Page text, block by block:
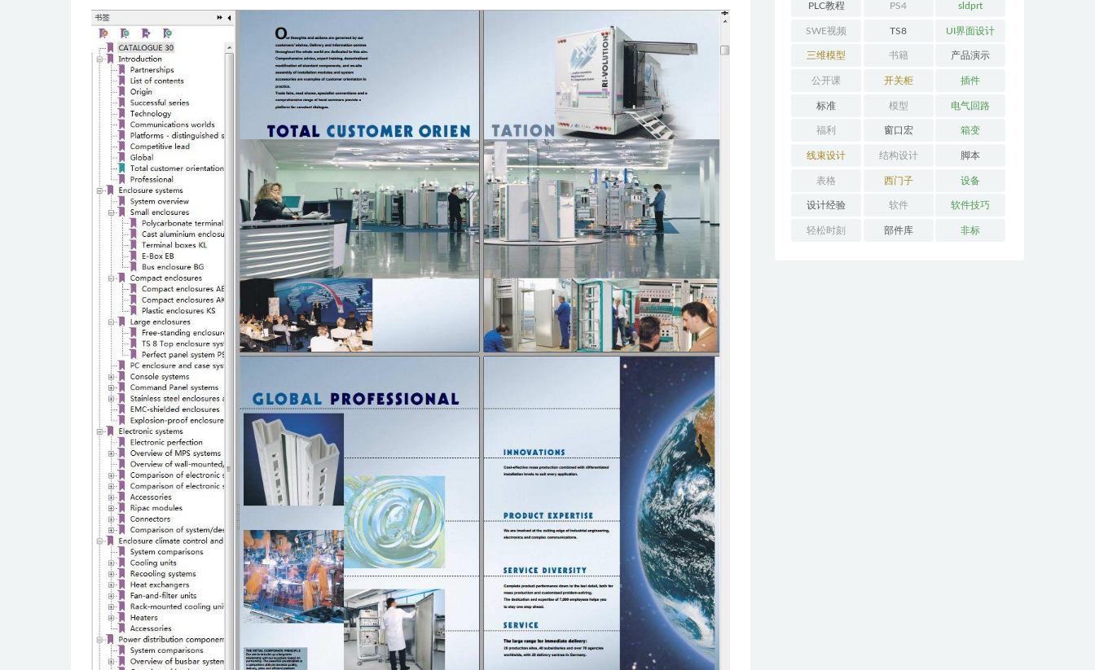
PLC教程 PS4 sldprt
SWE视频 TS8 UI界面设计
三维模型 书籍 产品演示
公开课 开关柜 插件
标准 模型 电气回路
福利 窗口宏 箱变
线束设计 结构设计 脚本
表格 西门子 设备
设计经验 软件 软件技巧
轻松时刻 部件库 非标